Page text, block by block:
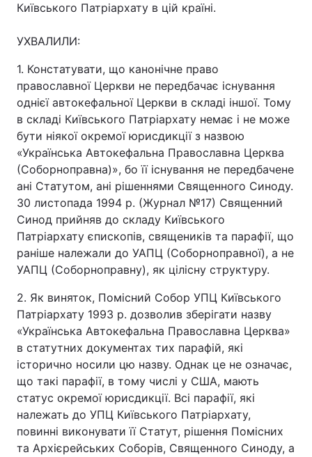
Київського Патріархату в цій країні.
УХВАЛИЛИ:
1. Констатувати, що канонічне право
православної Церкви не передбачає існування
однієї автокефальної Церкви в складі іншої. Тому
в складі Київського Патріархату немає і не може
бути ніякої окремої юрисдикції з назвою
«Українська Автокефальна Православна Церква
(Соборноправна)», бо її існування не передбачене
ані Статутом, ані рішеннями Священного Синоду.
30 листопада 1994 р. (Журнал №17) Священний
Синод прийняв до складу Київського
Патріархату єпископів, священиків та парафії, що
раніше належали до УАПЦ (Соборноправної), а не
УАПЦ (Соборноправну), як цілісну структуру.
2. Як виняток, Помісний Собор УПЦ Київського
Патріархату 1993 р. дозволив зберігати назву
«Українська Автокефальна Православна Церква»
в статутних документах тих парафій, які
історично носили цю назву. Однак це не означає,
що такі парафії, в тому числі у США, мають
статус окремої юрисдикції. Всі парафії, які
належать до УПЦ Київського Патріархату,
повинні виконувати її Статут, рішення Помісних
та Архієрейських Соборів, Священного Синоду, а